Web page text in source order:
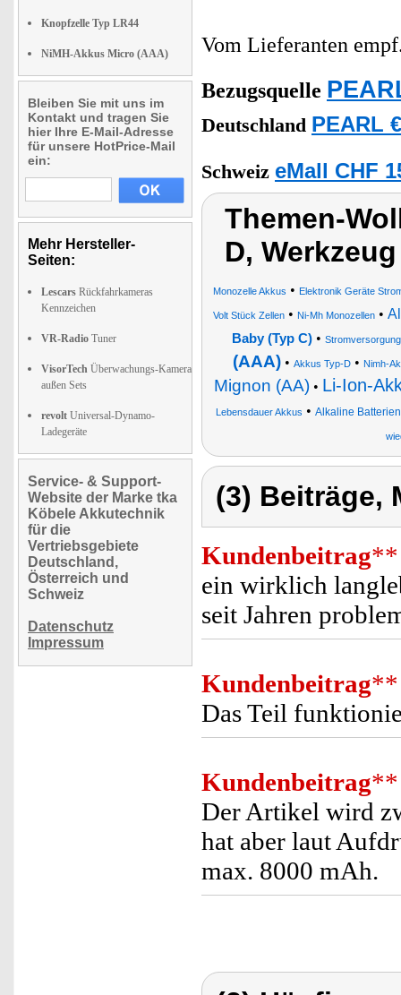
Knopfzelle Typ LR44
NiMH-Akkus Micro (AAA)
Bleiben Sie mit uns im
Kontakt und tragen Sie
hier Ihre E-Mail-Adresse
für unsere HotPrice-Mail
ein:
Mehr Hersteller-
Seiten:
Lescars Rückfahrkameras
Kennzeichen
VR-Radio Tuner
VisorTech Überwachungs-Kamera
außen Sets
revolt Universal-Dynamo-
Ladegeräte
Service- & Support-
Website der Marke tka
Köbele Akkutechnik
für die
Vertriebsgebiete
Deutschland,
Österreich und
Schweiz
Datenschutz
Impressum
Vom Lieferanten
Bezugsquelle
Deutschland PEARL
Schweiz eMall CHF
Themen-
D, Werkzeug
Monozelle Akkus • Elektronik Geräte
Volt Stück Zellen • Ni-Mh Monozellen •
Baby (Typ C) •
(AAA)• Akkus Typ-D• Nimh-
Mignon (AA) • Li-Ion-
Lebensdauer Akkus • Alkaline
(3) Beiträge,
Kundenbeitrag**
ein wirklich
seit Jahren
Kundenbeitrag**
Das Teil
Kundenbeitrag**
Der Artikel wird
hat aber laut
max. 8000 mAh.